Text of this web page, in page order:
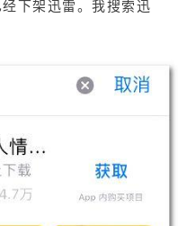
下架迅雷。我搜索迅